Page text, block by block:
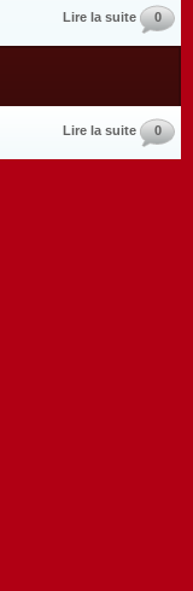
Lire la suite 0
Lire la suite 0